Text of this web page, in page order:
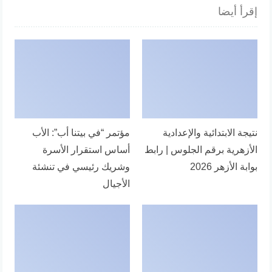
إقرأ أيضا
مؤتمر “في بيتنا أب”: الأب
أساس استقرار الأسرة
وشريك رئيسي في تنشئة
الأجيال
نتيجة الابتدائية والإعدادية
الأزهرية برقم الجلوس | رابط
بوابة الأزهر 2026